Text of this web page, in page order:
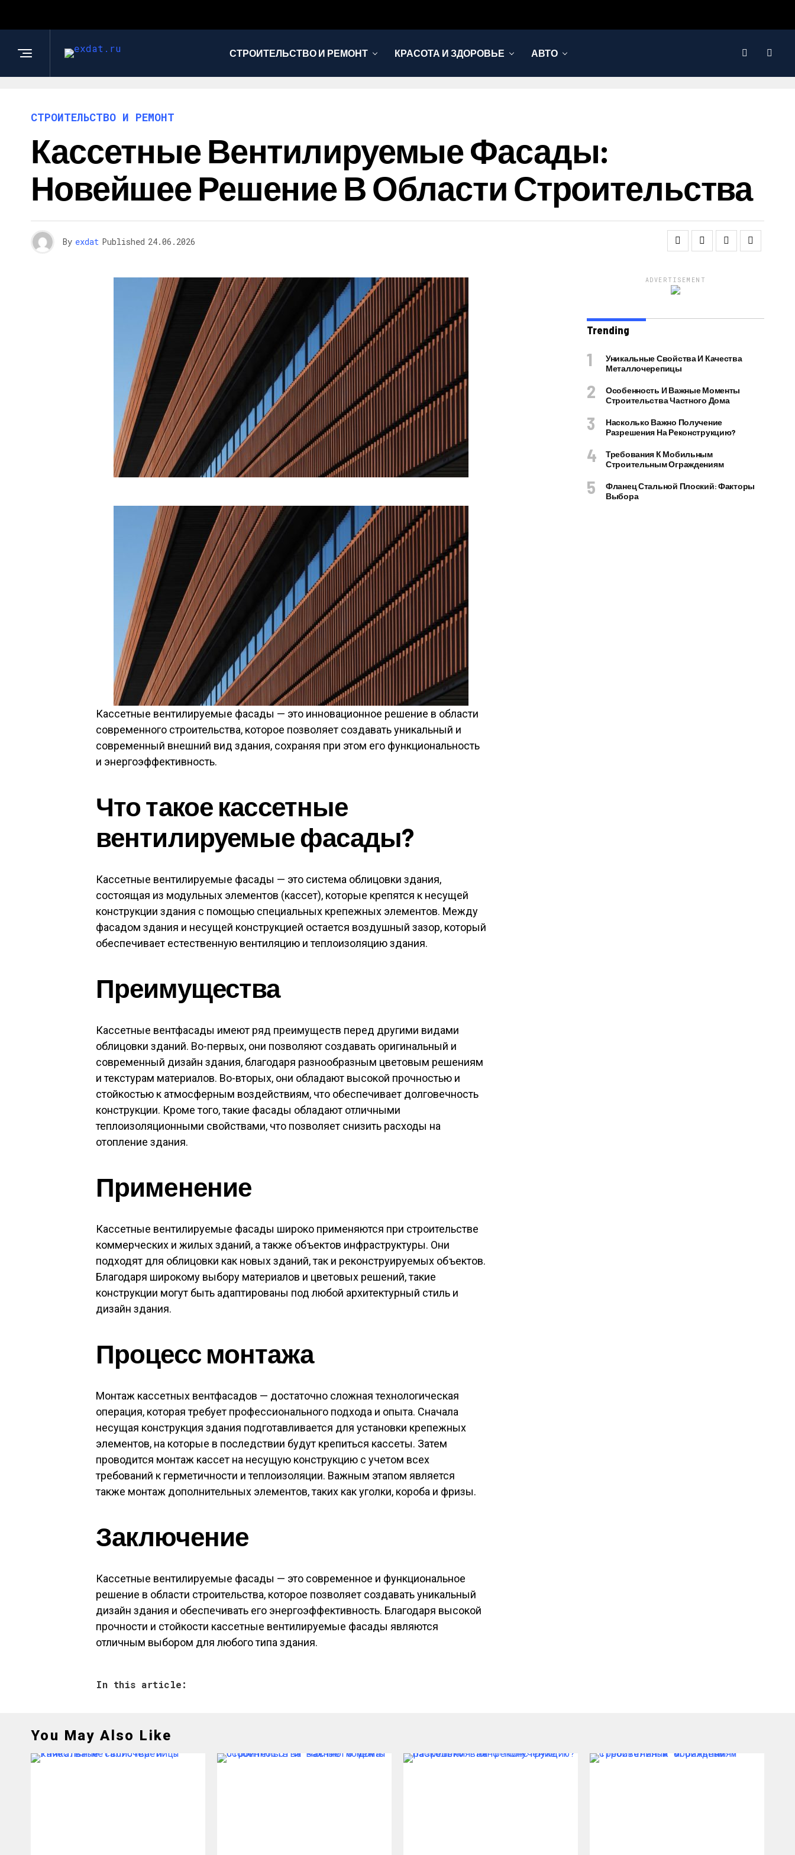
СТРОИТЕЛЬСТВО И РЕМОНТ КРАСОТА И ЗДОРОВЬЕ АВТО
СТРОИТЕЛЬСТВО И РЕМОНТ
Кассетные Вентилируемые Фасады:
Новейшее Решение В Области Строительства
By exdat Published 24.06.2026
Кассетные вентилируемые фасады — это инновационное решение в области
современного строительства, которое позволяет создавать уникальный и
современный внешний вид здания, сохраняя при этом его функциональность
и энергоэффективность.
Что такое кассетные
вентилируемые фасады?
Кассетные вентилируемые фасады — это система облицовки здания,
состоящая из модульных элементов (кассет), которые крепятся к несущей
конструкции здания с помощью специальных крепежных элементов. Между
фасадом здания и несущей конструкцией остается воздушный зазор, который
обеспечивает естественную вентиляцию и теплоизоляцию здания.
Преимущества
Кассетные вентфасады имеют ряд преимуществ перед другими видами
облицовки зданий. Во-первых, они позволяют создавать оригинальный и
современный дизайн здания, благодаря разнообразным цветовым решениям
и текстурам материалов. Во-вторых, они обладают высокой прочностью и
стойкостью к атмосферным воздействиям, что обеспечивает долговечность
конструкции. Кроме того, такие фасады обладают отличными
теплоизоляционными свойствами, что позволяет снизить расходы на
отопление здания.
Применение
Кассетные вентилируемые фасады широко применяются при строительстве
коммерческих и жилых зданий, а также объектов инфраструктуры. Они
подходят для облицовки как новых зданий, так и реконструируемых объектов.
Благодаря широкому выбору материалов и цветовых решений, такие
конструкции могут быть адаптированы под любой архитектурный стиль и
дизайн здания.
Процесс монтажа
Монтаж кассетных вентфасадов — достаточно сложная технологическая
операция, которая требует профессионального подхода и опыта. Сначала
несущая конструкция здания подготавливается для установки крепежных
элементов, на которые в последствии будут крепиться кассеты. Затем
проводится монтаж кассет на несущую конструкцию с учетом всех
требований к герметичности и теплоизоляции. Важным этапом является
также монтаж дополнительных элементов, таких как уголки, короба и фризы.
Заключение
Кассетные вентилируемые фасады — это современное и функциональное
решение в области строительства, которое позволяет создавать уникальный
дизайн здания и обеспечивать его энергоэффективность. Благодаря высокой
прочности и стойкости кассетные вентилируемые фасады являются
отличным выбором для любого типа здания.
In this article:
ADVERTISEMENT
Trending
Уникальные Свойства И Качества
Металлочерепицы
Особенность И Важные Моменты
Строительства Частного Дома
Насколько Важно Получение
Разрешения На Реконструкцию?
Требования К Мобильным
Строительным Ограждениям
Фланец Стальной Плоский: Факторы
Выбора
You May Also Like